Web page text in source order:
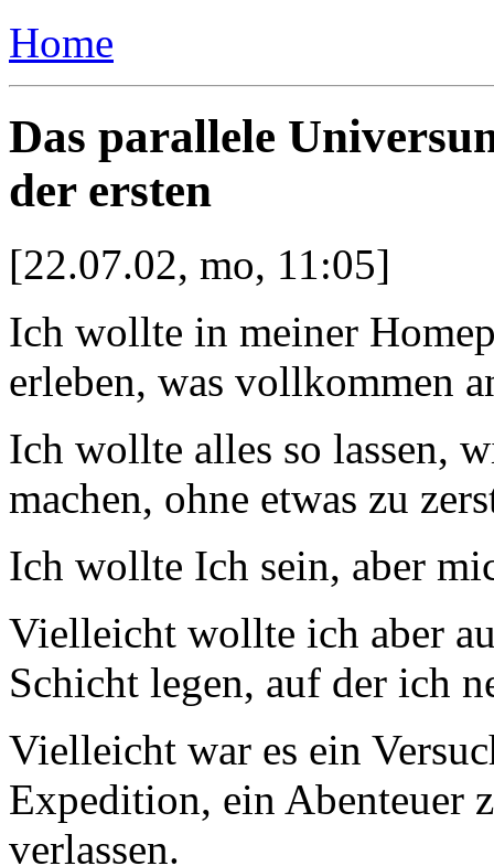
Home
Das parallele
der ersten
[22.07.02, mo, 11:05]
Ich wollte in meiner
erleben, was vollkommen
Ich wollte alles so lassen,
machen, ohne etwas zu
Ich wollte Ich sein, aber
Vielleicht wollte ich aber
Schicht legen, auf der ich
Vielleicht war es ein
Expedition, ein Abenteuer
verlassen.